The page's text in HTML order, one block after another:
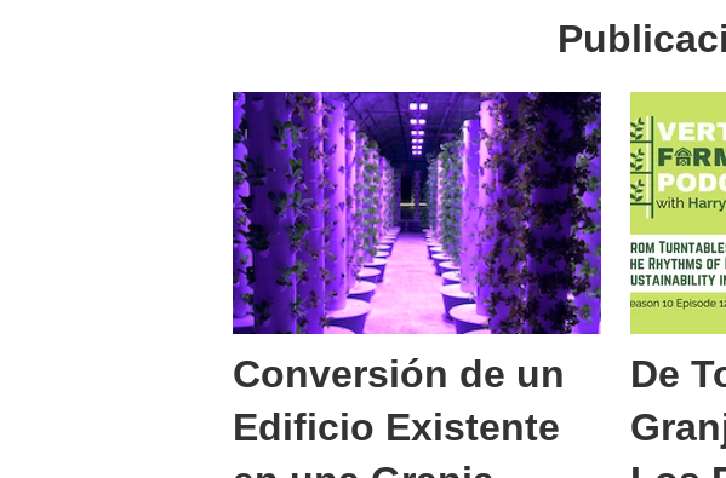
Conversión de un
Edificio Existente
De